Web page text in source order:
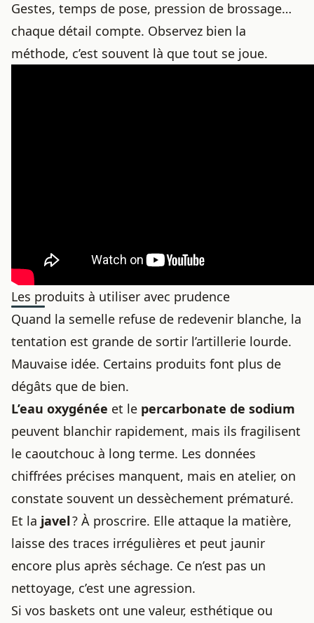
Gestes, temps de pose, pression de brossage…
chaque détail compte. Observez bien la
méthode, c’est souvent là que tout se joue.
Les produits à utiliser avec prudence
Quand la semelle refuse de redevenir blanche, la
tentation est grande de sortir l’artillerie lourde.
Mauvaise idée. Certains produits font plus de
dégâts que de bien.
L’eau oxygénée et le percarbonate de sodium
peuvent blanchir rapidement, mais ils fragilisent
le caoutchouc à long terme. Les données
chiffrées précises manquent, mais en atelier, on
constate souvent un dessèchement prématuré.
Et la javel? À proscrire. Elle attaque la matière,
laisse des traces irrégulières et peut jaunir
encore plus après séchage. Ce n’est pas un
nettoyage, c’est une agression.
Si vos baskets ont une valeur, esthétique ou